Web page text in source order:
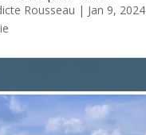
Rousseau | Jan 9, 2024